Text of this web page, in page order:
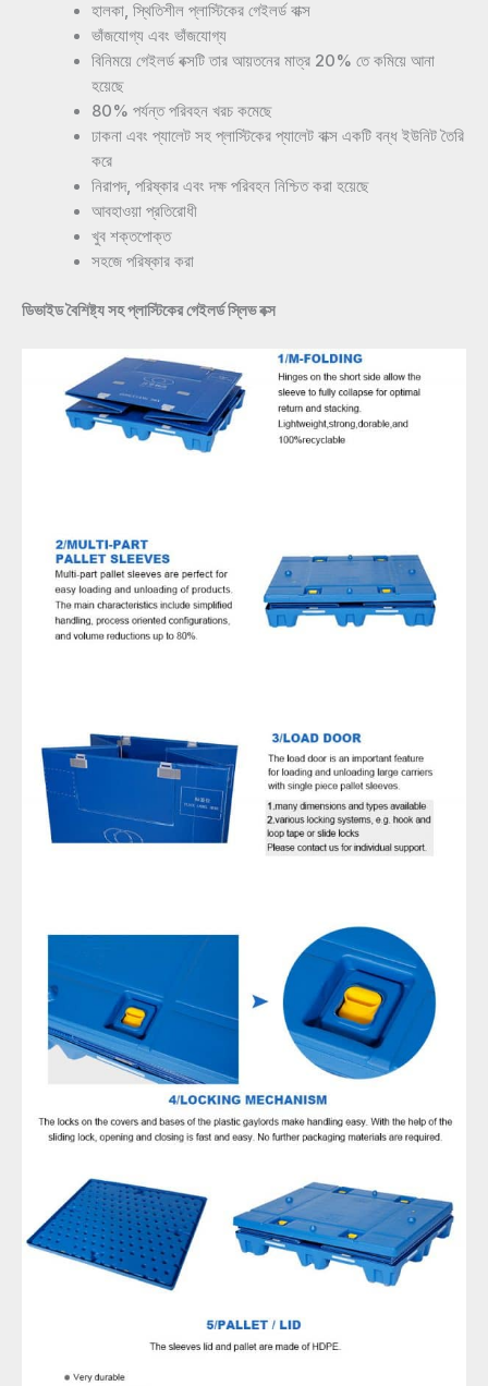
হালকা, স্থিতিশীল প্লাস্টিকের গেইলর্ড বাক্স
ভাঁজযোগ্য এবং ভাঁজযোগ্য
বিনিময়ে গেইলর্ড বক্সটি তার আয়তনের মাত্র 20% তে কমিয়ে আনা
হয়েছে
80% পর্যন্ত পরিবহন খরচ কমেছে
ঢাকনা এবং প্যালেট সহ প্লাস্টিকের প্যালেট বাক্স একটি বন্ধ ইউনিট তৈরি
করে
নিরাপদ, পরিষ্কার এবং দক্ষ পরিবহন নিশ্চিত করা হয়েছে
আবহাওয়া প্রতিরোধী
খুব শক্তপোক্ত
সহজে পরিষ্কার করা
ডিভাইড বৈশিষ্ট্য সহ প্লাস্টিকের গেইলর্ড স্লিভ বক্স